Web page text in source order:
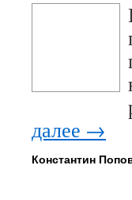
далее →
Константин